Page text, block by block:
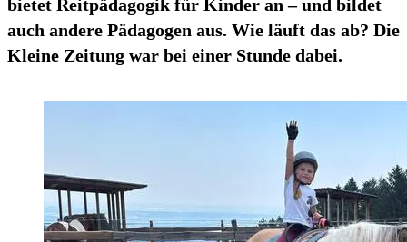
bietet Reitpädagogik für Kinder an – und bildet
auch andere Pädagogen aus. Wie läuft das ab? Die
Kleine Zeitung war bei einer Stunde dabei.